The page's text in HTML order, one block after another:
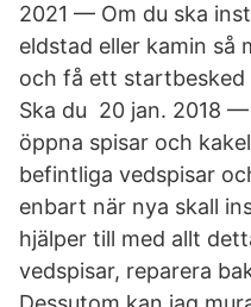
2021 — Om du ska
eldstad eller kamin så
och få ett startbesked
Ska du 20 jan. 2018
öppna spisar och
befintliga vedspisar
enbart när nya skall
hjälper till med allt
vedspisar, reparera